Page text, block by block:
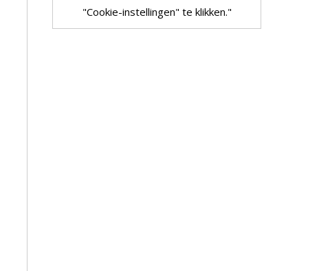
"Cookie-instellingen" te klikken."